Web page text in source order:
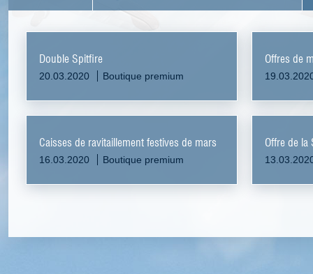
Double Spitfire
20.03.2020 Boutique premium
Offres de
Caisses de ravitaillement festives de mars
16.03.2020 Boutique premium
Offre de